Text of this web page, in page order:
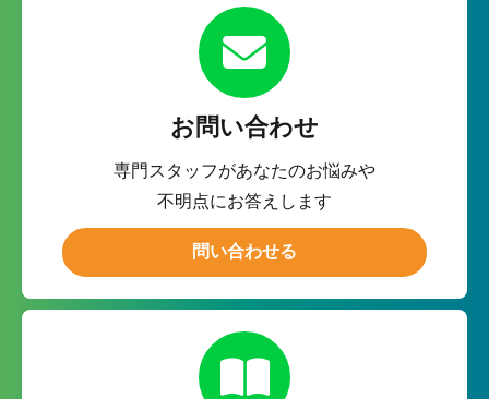
お問い合わせ
専門スタッフがあなたのお悩みや
不明点にお答えします
問い合わせる